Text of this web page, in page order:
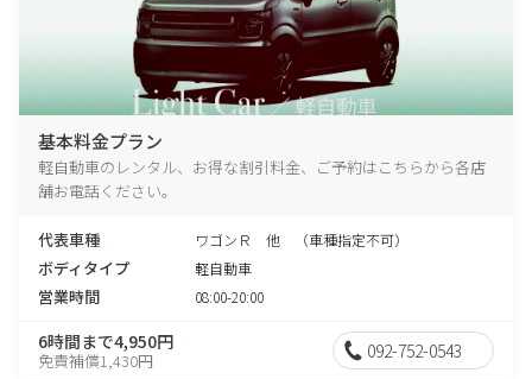
基本料金プラン
軽自動車のレンタル、お得な割引料金、ご予約はこちらから各店
舗お電話ください。
代表車種 ワゴンＲ 他 （車種指定不可）
ボディタイプ 軽自動車
営業時間 08:00-20:00
6時間まで4,950円
免責補償1,430円 092-752-0543